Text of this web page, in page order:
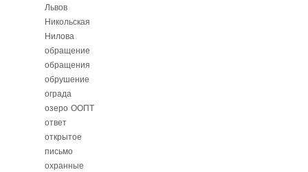
Львов
Никольская
Нилова
обращение
обращения
обрушение
ограда
озеро ООПТ
ответ
открытое
письмо
охранные